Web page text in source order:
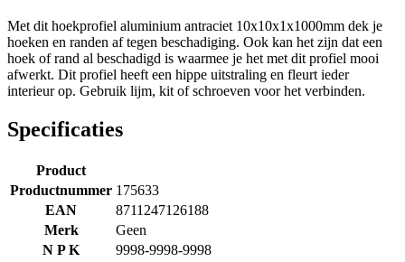
Met dit hoekprofiel aluminium antraciet 10x10x1x1000mm dek je
hoeken en randen af tegen beschadiging. Ook kan het zijn dat een
hoek of rand al beschadigd is waarmee je het met dit profiel mooi
afwerkt. Dit profiel heeft een hippe uitstraling en fleurt ieder
interieur op. Gebruik lijm, kit of schroeven voor het verbinden.
Specificaties
Product
Productnummer 175633
EAN
8711247126188
Merk
Geen
N P K
9998-9998-9998